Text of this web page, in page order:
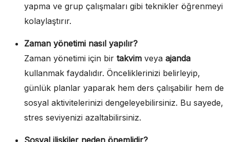
yapma ve grup çalışmaları gibi teknikler öğrenmeyi
kolaylaştırır.
Zaman yönetimi nasıl yapılır?
Zaman yönetimi için bir takvim veya ajanda
kullanmak faydalıdır. Önceliklerinizi belirleyip,
günlük planlar yaparak hem ders çalışabilir hem de
sosyal aktivitelerinizi dengeleyebilirsiniz. Bu sayede,
stres seviyenizi azaltabilirsiniz.
Sosyal ilişkiler neden önemlidir?